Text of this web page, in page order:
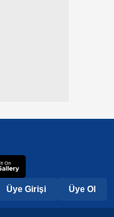
Üye Girişi Üye Ol